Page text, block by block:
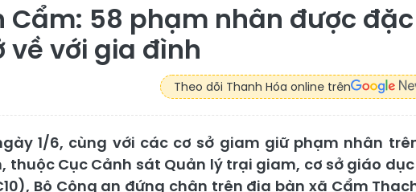
Cẩm: 58 phạm nhân được đặc
về với gia đình
Theo dõi Thanh Hóa online trên
1/6, cùng với các cơ sở giam giữ phạm nhân
thuộc Cục Cảnh sát Quản lý trại giam, cơ sở giáo
Bộ Công an đứng chân trên địa bàn xã Cẩm